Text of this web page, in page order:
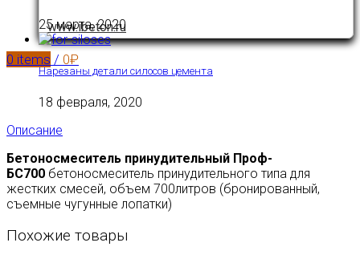
www.ibeton.ru
0 items / 0₽
25 марта, 2020
Нарезаны детали силосов цемента
18 февраля, 2020
Описание
Бетоносмеситель принудительный Проф-
БС700 бетоносмеситель принудительного типа для
жестких смесей, объем 700литров (бронированный,
съемные чугунные лопатки)
Похожие товары